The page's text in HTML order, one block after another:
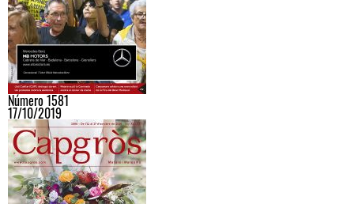
Número 1581
17/10/2019